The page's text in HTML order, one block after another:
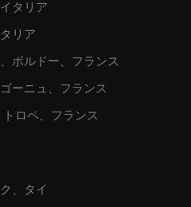
タリア
リア
ボルドー、フランス
ーニュ、フランス
ロペ、フランス
、タイ